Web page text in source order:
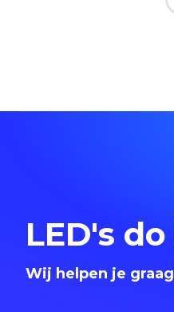
LED's
Wij helpen je